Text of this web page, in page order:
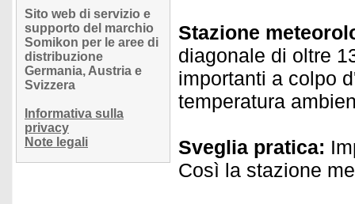
Sito web di servizio e
supporto del marchio
Somikon per le aree di
distribuzione
Germania, Austria e
Svizzera
Informativa sulla
privacy
Note legali
Stazione
diagonale di oltre
importanti a colpo
temperatura
Sveglia pratica:
Così la stazione